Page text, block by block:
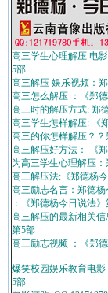
高三学生心理解压 电
5部
高三解压 娱乐视频：
高三怎么解压 ：《郑
高三时的解压方式: 郑
高三学生怎样解压: 《
高三的你怎样解压？
高三解压好方法： 《
为高三学生心理解压
高三解压法:《郑德杨
高三励志名言：郑德
：《郑德杨今日说法
高三解压的最新相关信
第5部
高三励志视频 ：《郑
爆笑校园娱乐教育电
5部